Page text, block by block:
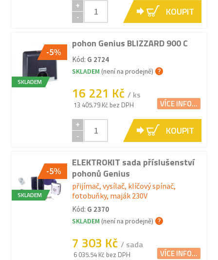
+
-
KOUPIT
-5%
SKLADEM
pohon Genius BLIZZARD 900 C
Kód: G 2724
SKLADEM (není na prodejně)
16 221 Kč / ks
13 405.79 Kč bez DPH VÍCE INFO...
+
-
KOUPIT
-5%
SKLADEM
ELEKTROKIT sada příslušenství
pohonů Genius
přijímač, vysílač, klíčový spínač,
fotobuňky, maják 230V
Kód: G 2370
SKLADEM (není na prodejně)
7 303 Kč / sada
6 035.54 Kč bez DPH VÍCE INFO...